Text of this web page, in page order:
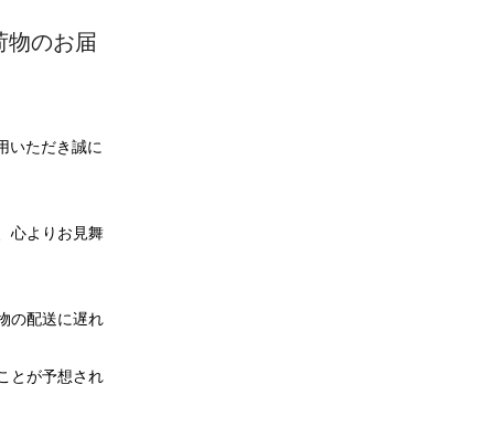
物のお届
いただき誠に
心よりお見舞
の配送に遅れ
とが予想され